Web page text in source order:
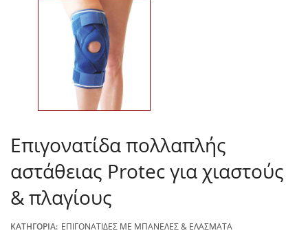
Επιγονατίδα πολλαπλής
αστάθειας Protec για χιαστούς
& πλαγίους
ΚΑΤΗΓΟΡΊΑ: ΕΠΙΓΟΝΑΤΊΔΕΣ ΜΕ ΜΠΑΝΈΛΕΣ & ΕΛΆΣΜΑΤΑ